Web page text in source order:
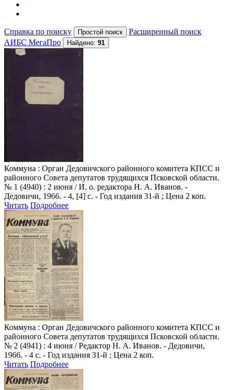
Справка по поиску
Расширенный поиск
АИБС МегаПро
Найдено: 91
Коммуна : Орган Дедовичского районного комитета КПСС и
районного Совета депутатов трудящихся Псковской области.
№ 1 (4940) : 2 июня / И. о. редактора Н. А. Иванов. -
Дедовичи, 1966. - 4, [4] с. - Год издания 31-й ; Цена 2 коп.
Читать Подробнее
Коммуна : Орган Дедовичского районного комитета КПСС и
районного Совета депутатов трудящихся Псковской области.
№ 2 (4941) : 4 июня / Редактор Н. А. Иванов. - Дедовичи,
1966. - 4 с. - Год издания 31-й ; Цена 2 коп.
Читать Подробнее